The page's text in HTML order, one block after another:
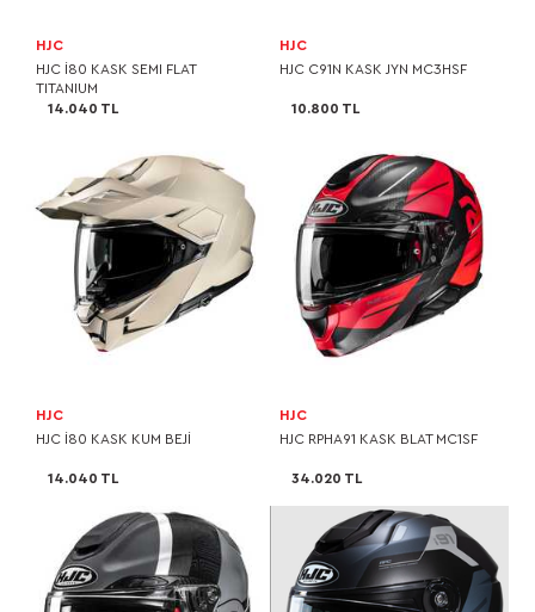
HJC
HJC I80 KASK SEMI FLAT
TITANIUM
14.040 TL
HJC
HJC C91N KASK JYN MC3HSF
10.800 TL
HJC
HJC I80 KASK KUM BEJİ
14.040 TL
HJC
HJC RPHA91 KASK BLAT MC1SF
34.020 TL